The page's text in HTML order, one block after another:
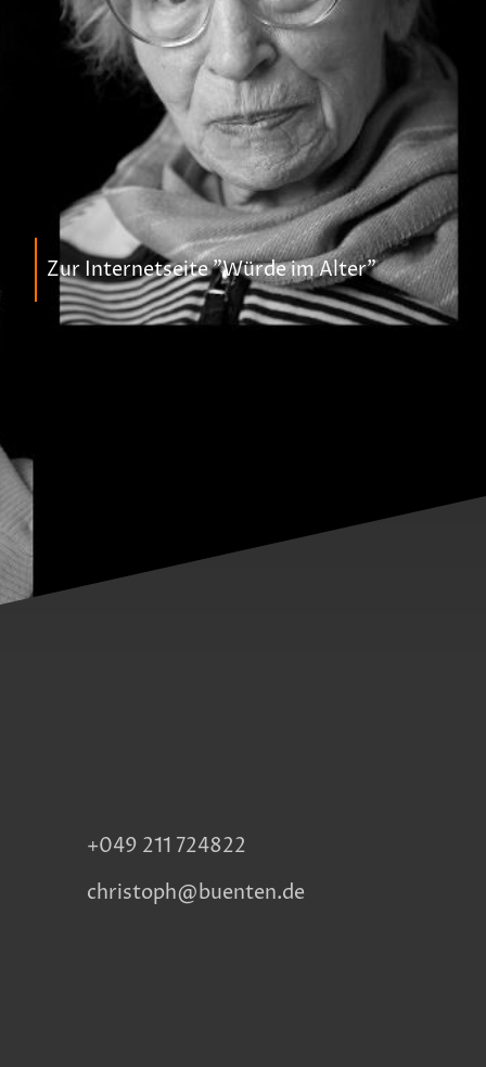
Zur Internetseite "Würde im Alter"
+049 211 724822
christoph@buenten.de